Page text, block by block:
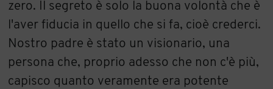
zero. Il segreto è solo la buona volontà che è
l'aver fiducia in quello che si fa, cioè crederci.
Nostro padre è stato un visionario, una
persona che, proprio adesso che non c'è più,
capisco quanto veramente era potente